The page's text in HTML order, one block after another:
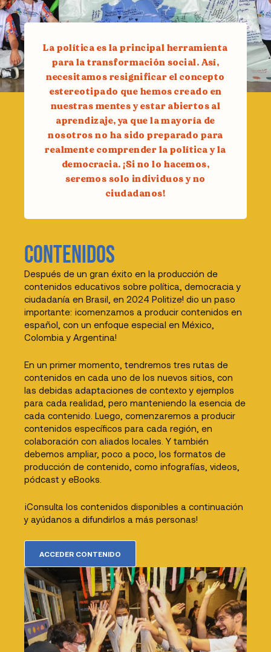
La política es la principal herramienta
para la transformación social. Así,
necesitamos resignificar el concepto
estereotipado que hemos creado en
nuestras mentes y estar abiertos al
aprendizaje, ya que la mayoría de
nosotros no ha sido preparado para
realmente comprender la política y la
democracia. ¡Si no lo hacemos,
seremos solo individuos y no
ciudadanos!
Contenidos
Después de un gran éxito en la producción de
contenidos educativos sobre política, democracia y
ciudadanía en Brasil, en 2024 Politize! dio un paso
importante: ¡comenzamos a producir contenidos en
español, con un enfoque especial en México,
Colombia y Argentina!
En un primer momento, tendremos tres rutas de
contenidos en cada uno de los nuevos sitios, con
las debidas adaptaciones de contexto y ejemplos
para cada realidad, pero manteniendo la esencia de
cada contenido. Luego, comenzaremos a producir
contenidos específicos para cada región, en
colaboración con aliados locales. Y también
debemos ampliar, poco a poco, los formatos de
producción de contenido, como infografías, videos,
pódcast y eBooks.
¡Consulta los contenidos disponibles a continuación
y ayúdanos a difundirlos a más personas!
ACCEDER CONTENIDO